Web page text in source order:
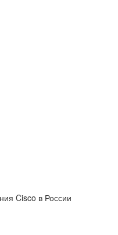
Cisco в России